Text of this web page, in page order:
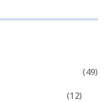
(49)
(12)